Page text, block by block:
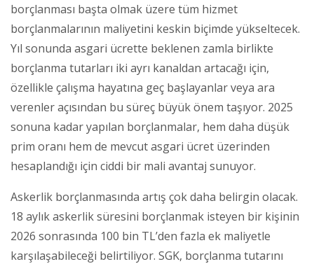
borçlanması başta olmak üzere tüm hizmet
borçlanmalarının maliyetini keskin biçimde yükseltecek.
Yıl sonunda asgari ücrette beklenen zamla birlikte
borçlanma tutarları iki ayrı kanaldan artacağı için,
özellikle çalışma hayatına geç başlayanlar veya ara
verenler açısından bu süreç büyük önem taşıyor. 2025
sonuna kadar yapılan borçlanmalar, hem daha düşük
prim oranı hem de mevcut asgari ücret üzerinden
hesaplandığı için ciddi bir mali avantaj sunuyor.
Askerlik borçlanmasında artış çok daha belirgin olacak.
18 aylık askerlik süresini borçlanmak isteyen bir kişinin
2026 sonrasında 100 bin TL’den fazla ek maliyetle
karşılaşabileceği belirtiliyor. SGK, borçlanma tutarını